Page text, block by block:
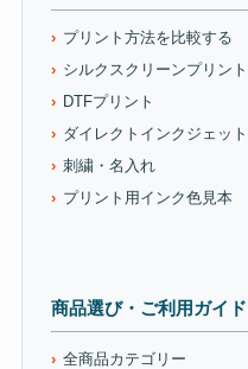
プリント方法を比較する
シルクスクリーンプリント
DTFプリント
ダイレクトインクジェット
刺繍・名入れ
プリント用インク色見本
商品選び・ご利用ガイド
全商品カテゴリー